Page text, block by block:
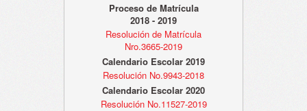
Proceso de Matrícula
2018 - 2019
Resolución de Matrícula
Nro.3665-2019
Calendario Escolar 2019
Resolución No.9943-2018
Calendario Escolar 2020
Resolución No.11527-2019